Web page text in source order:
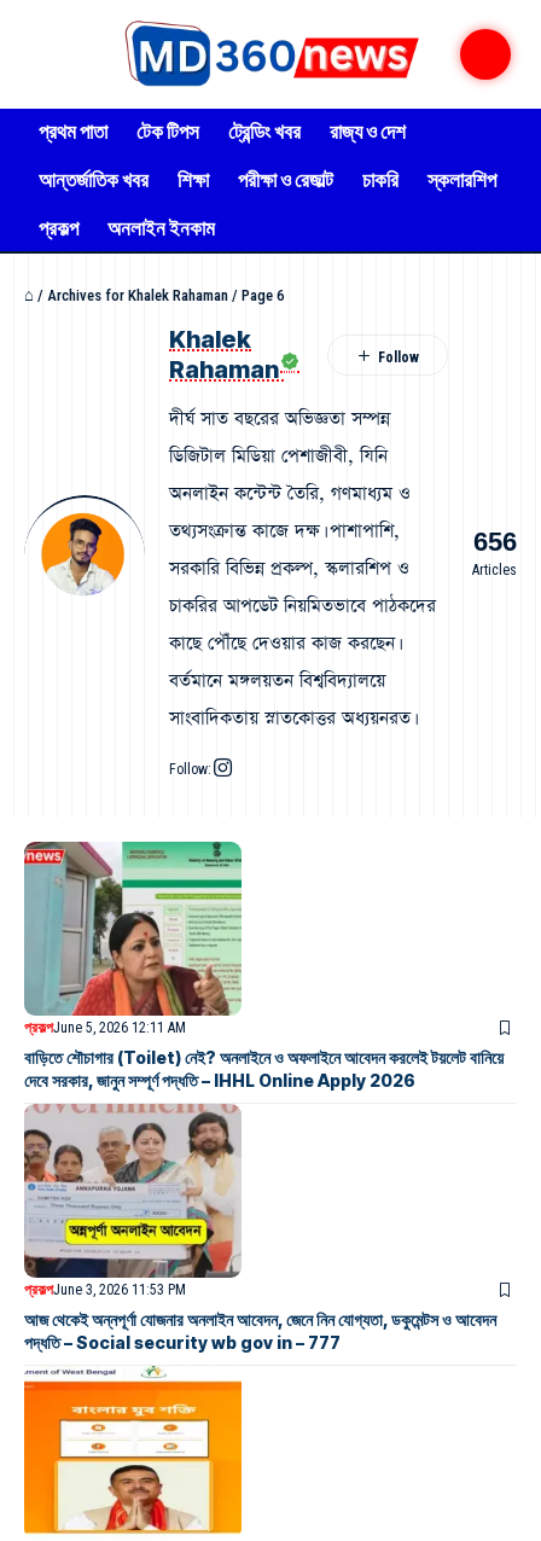
প্রথম পাতা টেক টিপস ট্রেন্ডিং খবর
রাজ্য ও দেশ
আন্তর্জাতিক খবর
শিক্ষা পরীক্ষা ও রেজাল্ট চাকরি
স্কলারশিপ
প্রকল্প
অনলাইন ইনকাম
⌂ / Archives for Khalek Rahaman / Page 6
Khalek
Rahaman
দীর্ঘ সাত বছরের অভিজ্ঞতা সম্পন্ন
ডিজিটাল মিডিয়া পেশাজীবী, যিনি
অনলাইন কন্টেন্ট তৈরি, গণমাধ্যম ও
তথ্যসংক্রান্ত কাজে দক্ষ। পাশাপাশি,
সরকারি বিভিন্ন প্রকল্প, স্কলারশিপ ও
চাকরির আপডেট নিয়মিতভাবে পাঠকদের
কাছে পৌঁছে দেওয়ার কাজ করছেন।
বর্তমানে মঙ্গলয়তন বিশ্ববিদ্যালয়ে
সাংবাদিকতায় স্নাতকোত্তর অধ্যয়নরত।
Follow:
656
Articles
প্রকল্পJune 5, 2026 12:11 AM
বাড়িতে শৌচাগার (Toilet) নেই? অনলাইনে ও অফলাইনে আবেদন করলেই টয়লেট বানিয়ে
দেবে সরকার, জানুন সম্পূর্ণ পদ্ধতি – IHHL Online Apply 2026
প্রকল্পJune 3, 2026 11:53 PM
আজ থেকেই অন্নপূর্ণা যোজনার অনলাইন আবেদন, জেনে নিন যোগ্যতা, ডকুমেন্টস ও আবেদন
পদ্ধতি – Social security wb gov in – 777